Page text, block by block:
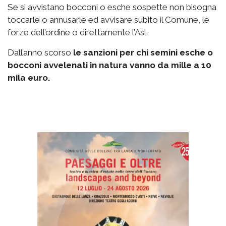
Se si avvistano bocconi o esche sospette non bisogna
toccarle o annusarle ed avvisare subito il Comune, le
forze dell’ordine o direttamente l’Asl.
Dall’anno scorso le sanzioni per chi semini esche o
bocconi avvelenati in natura vanno da mille a 10
mila euro.